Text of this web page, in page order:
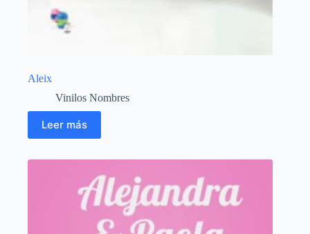
Aleix
Vinilos Nombres
Leer más